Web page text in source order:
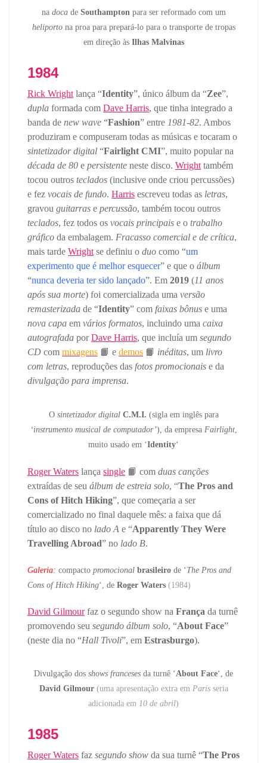
na docade Southamptonpara ser reformado com um
heliportona proa para prepará-lo para o transporte de tropas
em direção às Ilhas Malvinas
1984
Rick Wrightlança “Identity”, único álbum da “Zee”,
dupla formada com Dave Harris, que tinha integrado a
banda de new wave “Fashion” entre 1981-82. Ambos
produziram e compuseram todas as músicas e tocaram o
sintetizador digital “Fairlight CMI”, muito popular na
década de 80 e persistente neste disco. Wrighttambém
tocou outros teclados (inclusive onde criou percussões)
e fez vocais de fundo. Harris escreveu todas as letras,
gravou guitarras e percussão, também tocou outros
teclados, fez todos os vocais principais e o trabalho
gráfico da embalagem. Fracasso comercial e de crítica,
mais tarde Wrightse definiu o duo como “um
experimento que é melhor esquecer” e que o álbum
“nunca deveria ter sido lançado”. Em 2019 (11 anos
após sua morte) foi comercializada uma versão
remasterizada de “Identity” com faixas bônus e uma
nova capa em vários formatos, incluindo uma caixa
autografada porDave Harris, que incluía um segundo
CD com mixagens 📙 e demos 📙 inéditas, um livro
com letras, reproduções das fotos promocionais e da
divulgação para imprensa.
O sintetizador digital C.M.I. (sigla em inglês para
‘instrumento musical de computador’), da empresa Fairlight,
muito usado em ‘Identity‘
Roger Waters lança single 📙 com duas canções
extraídas de seu álbum de estreia solo, “The Pros and
Cons of Hitch Hiking”, que começaria a ser
comercializado no final daquele mês: a faixa que dá
título ao disco no lado A e “Apparently They Were
Travelling Abroad” no lado B.
Galeria: compacto promocional brasileiro de ‘The Pros and
Cons of Hitch Hiking‘, de Roger Waters (1984)
David Gilmourfaz o segundo show na França da turnê
promovendo seu segundo álbum solo, “About Face”
(neste dia no “Hall Tivoli”, em Estrasburgo).
Divulgação dos shows franceses da turnê ‘About Face‘, de
David Gilmour (uma apresentação extra em Parisseria
adicionada em 10 de abril)
1985
Roger Waters faz segundo show da sua turnê “The Pros